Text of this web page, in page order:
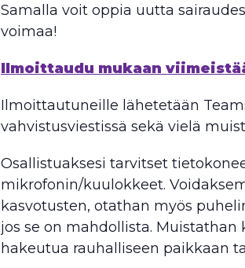
Samalla voit oppia uutta
voimaa!
Ilmoittaudu mukaan
Ilmoittautuneille lähetetään
vahvistusviestissä sekä vielä
Osallistuaksesi tarvitset
mikrofonin/kuulokkeet.
kasvotusten, otathan myös
jos se on mahdollista.
hakeutua rauhalliseen paikkaan